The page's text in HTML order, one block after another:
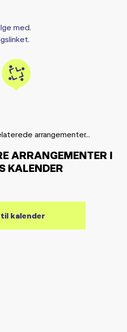
med.
arrangementer...
ARRANGEMENTER I
KALENDER
til kalender